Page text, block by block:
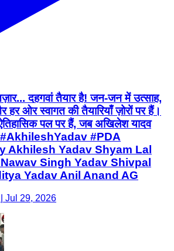
दहगवां तैयार है! जन-जन में उत्साह,
हर ओर स्वागत की तैयारियाँ ज़ोरों पर हैं।
पल पर हैं, जब अखिलेश यादव
#AkhileshYadav #PDA
Akhilesh Yadav Shyam Lal
Singh Yadav Shivpal
Yadav Anil Anand AG
Jul 29, 2026